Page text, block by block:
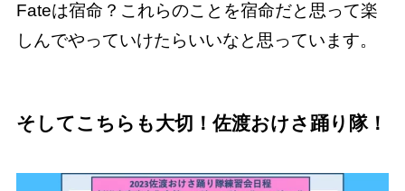
Fateは宿命？これらのことを宿命だと思って楽
しんでやっていけたらいいなと思っています。
そしてこちらも大切！佐渡おけさ踊り隊！